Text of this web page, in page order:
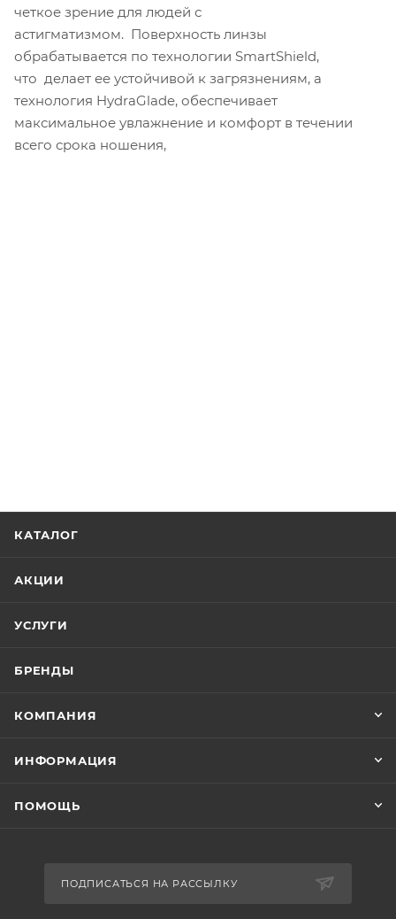
четкое зрение для людей с
астигматизмом. Поверхность линзы
обрабатывается по технологии SmartShield,
что делает ее устойчивой к загрязнениям, а
технология HydraGlade, обеспечивает
максимальное увлажнение и комфорт в течении
всего срока ношения,
КАТАЛОГ
АКЦИИ
УСЛУГИ
БРЕНДЫ
КОМПАНИЯ
ИНФОРМАЦИЯ
ПОМОЩЬ
ПОДПИСАТЬСЯ НА РАССЫЛКУ